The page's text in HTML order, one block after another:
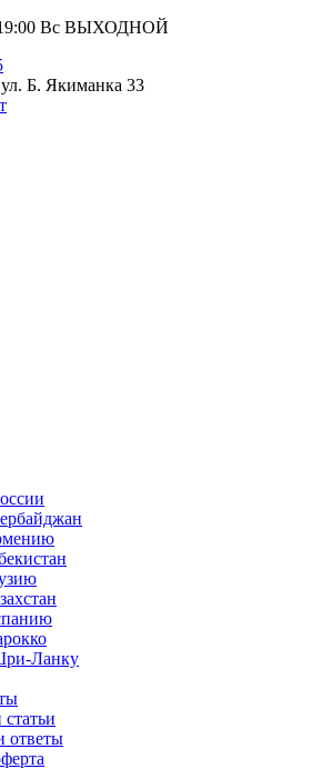
Вс ВЫХОДНОЙ
Б. Якиманка 33
Ланку
ответы